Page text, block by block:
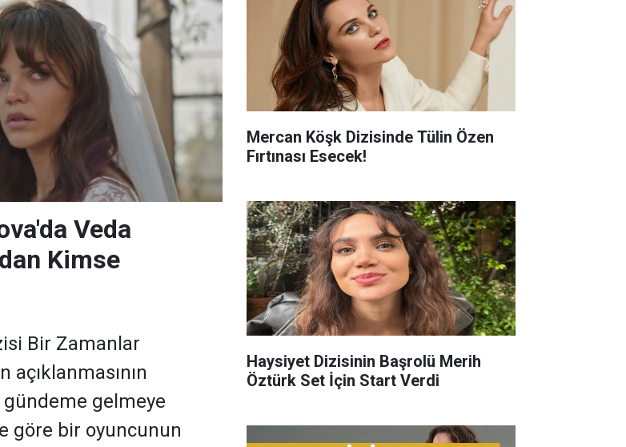
Veda
Kimse
Bir Zamanlar
açıklanmasının
gündeme gelmeye
göre bir oyuncunun
Mercan Köşk Dizisinde Tülin Özen
Fırtınası Esecek!
Haysiyet Dizisinin Başrolü Merih
Öztürk Set İçin Start Verdi